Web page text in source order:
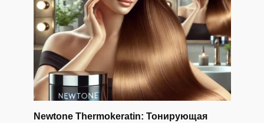
Newtone Thermokeratin: Тонирующая